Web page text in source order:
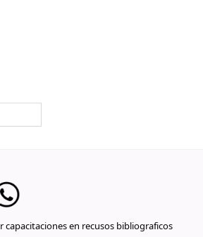
en recusos bibliograficos